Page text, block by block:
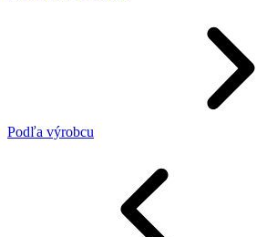
Podľa výrobcu